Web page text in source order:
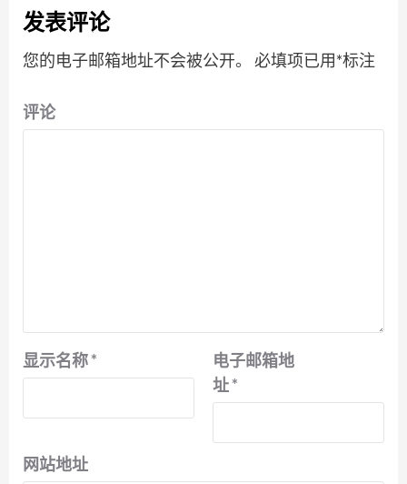
发表评论
您的电子邮箱地址不会被公开。 必填项已用*标注
评论
显示名称*
电子邮箱地
址*
网站地址